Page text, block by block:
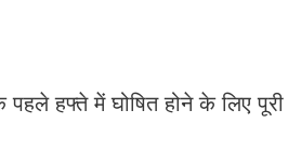
हफ्ते में घोषित होने के लिए पूरी